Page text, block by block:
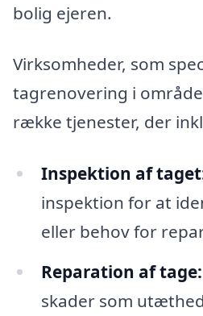
bolig ejeren.
Virksomheder, som
tagrenovering i
række tjenester, der
Inspektion af
inspektion for at
eller behov for
Reparation af tage:
skader som